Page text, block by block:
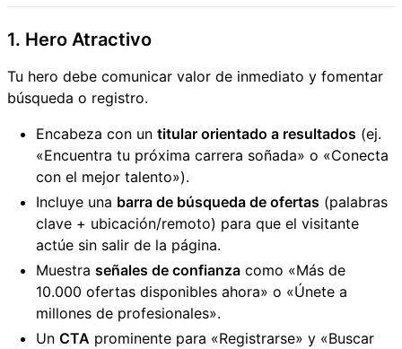
1. Hero Atractivo
Tu hero debe comunicar valor de inmediato y fomentar
búsqueda o registro.
Encabeza con un titular orientado a resultados (ej.
«Encuentra tu próxima carrera soñada» o «Conecta
con el mejor talento»).
Incluye una barra de búsqueda de ofertas (palabras
clave + ubicación/remoto) para que el visitante
actúe sin salir de la página.
Muestra señales de confianza como «Más de
10.000 ofertas disponibles ahora» o «Únete a
millones de profesionales».
Un CTA prominente para «Registrarse» y «Buscar